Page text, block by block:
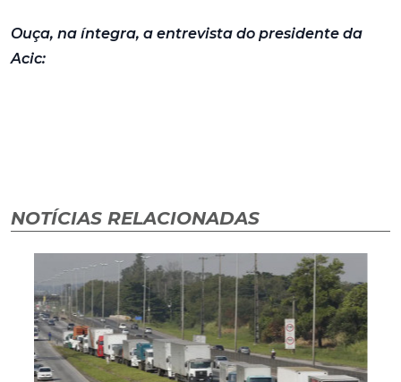
Ouça, na íntegra, a entrevista do presidente da
Acic:
NOTÍCIAS RELACIONADAS